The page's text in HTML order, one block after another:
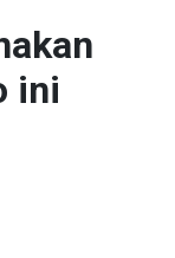
ini